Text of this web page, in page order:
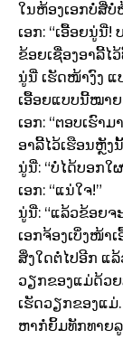
ໃນຫ້ອງເອກບໍ່ສີ່ບໍ່
ເອກ: “ເອື້ອຍນູ່ນີ່!
ຂ້ອຍເຊື່ອງອາລີ້ໄ
ນູ່ນີ່ ເຮັດໜ້າງົງ ແ
ເອື້ອຍແບບນີ້ໝາ
ເອກ: “ຕອບເຮົາ
ອາລີ້ໄວ້ເຮືອນຫຼັງ
ນູ່ນີ່: “ບໍ່ໄດ້ບອກໃ
ເອກ: “ແນ່ໃຈ!”
ນູ່ນີ່: “ແລ້ວຂ້ອຍຈ
ເອກຈ້ອງເບິ່ງໜ້າ
ສິ່ງໃດຕໍ່ໄປອີກ ແ
ວຽກຂອງແມ່ດ້ວຍ
ເຮັດວຽກຂອງແມ່
ຫາກໍ່ຍິ້ມທັກທາຍ